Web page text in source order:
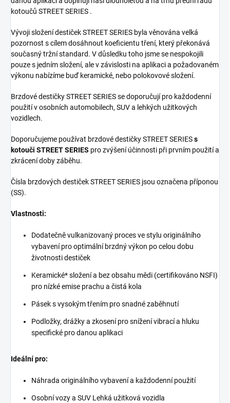
kotoučů STREET SERIES .
Vývoji složení destiček STREET SERIES byla věnována velká
pozornost s cílem dosáhnout koeficientu tření, který překonává
současný tržní standard. V důsledku toho jsme se nespokojili
pouze s jedním složení, ale v závislosti na aplikaci a požadovaném
výkonu nabízíme buď keramické, nebo polokovové složení.
Brzdové destičky STREET SERIES se doporučují pro každodenní
použití v osobních automobilech, SUV a lehkých užitkových
vozidlech.
Doporučujeme používat brzdové destičky STREET SERIESs
kotouči STREET SERIES pro zvýšení účinnosti při prvním použití a
zkrácení doby záběhu.
Čísla brzdových destiček STREET SERIES jsou označena příponou
(SS).
Vlastnosti:
Dodatečně vulkanizovaný proces ve stylu originálního
vybavení pro optimální brzdný výkon po celou dobu
životnosti destiček
Keramické* složení a bez obsahu mědi (certifikováno NSFI)
pro nízké emise prachu a čistá kola
Pásek s vysokým třením pro snadné zaběhnutí
Podložky, drážky a zkosení pro snížení vibrací a hluku
specifické pro danou aplikaci
Ideální pro:
Náhrada originálního vybavení a každodenní použití
Osobní vozy a SUV Lehká užitková vozidla